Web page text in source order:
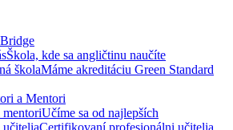
Škola, kde sa angličtinu naučíte
školaMáme akreditáciu Green Standard
a Mentori
mentoriUčíme sa od najlepších
učiteliaCertifikovaní profesionálni učitelia